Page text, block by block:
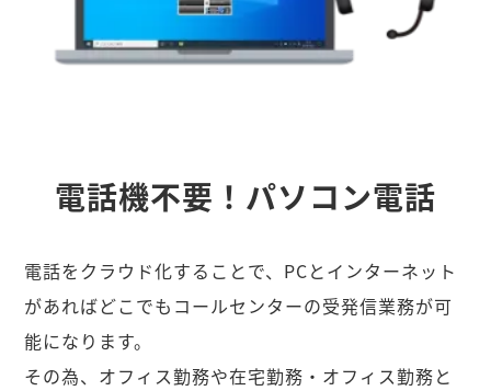
電話機不要！パソコン電話
電話をクラウド化することで、PCとインターネット
があればどこでもコールセンターの受発信業務が可
能になります。
その為、オフィス勤務や在宅勤務・オフィス勤務と